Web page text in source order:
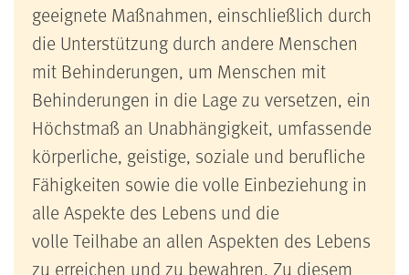
geeignete Maßnahmen, einschließlich durch
die Unterstützung durch andere Menschen
mit Behinderungen, um Menschen mit
Behinderungen in die Lage zu versetzen, ein
Höchstmaß an Unabhängigkeit, umfassende
körperliche, geistige, soziale und berufliche
Fähigkeiten sowie die volle Einbeziehung in
alle Aspekte des Lebens und die
volle Teilhabe an allen Aspekten des Lebens
zu erreichen und zu bewahren. Zu diesem